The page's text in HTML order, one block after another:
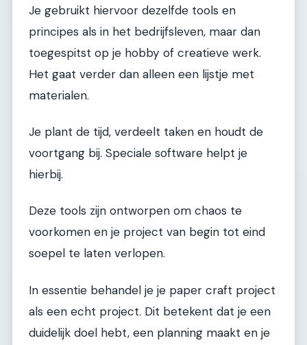
Je gebruikt hiervoor dezelfde tools en
principes als in het bedrijfsleven, maar dan
toegespitst op je hobby of creatieve werk.
Het gaat verder dan alleen een lijstje met
materialen.
Je plant de tijd, verdeelt taken en houdt de
voortgang bij. Speciale software helpt je
hierbij.
Deze tools zijn ontworpen om chaos te
voorkomen en je project van begin tot eind
soepel te laten verlopen.
In essentie behandel je je paper craft project
als een echt project. Dit betekent dat je een
duidelijk doel hebt, een planning maakt en je